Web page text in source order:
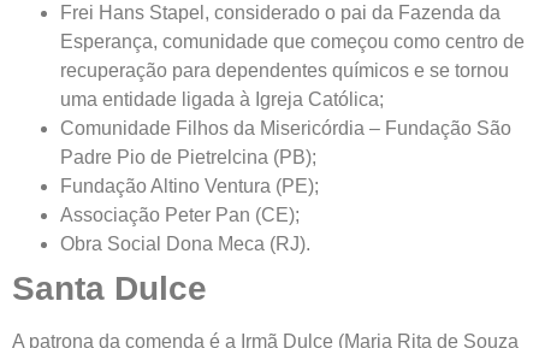
Frei Hans Stapel, considerado o pai da Fazenda da
Esperança, comunidade que começou como centro de
recuperação para dependentes químicos e se tornou
uma entidade ligada à Igreja Católica;
Comunidade Filhos da Misericórdia – Fundação São
Padre Pio de Pietrelcina (PB);
Fundação Altino Ventura (PE);
Associação Peter Pan (CE);
Obra Social Dona Meca (RJ).
Santa Dulce
A patrona da comenda é a Irmã Dulce (Maria Rita de Souza